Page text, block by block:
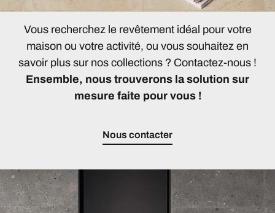
Vous recherchez le revêtement idéal pour votre
maison ou votre activité, ou vous souhaitez en
savoir plus sur nos collections ? Contactez-nous !
Ensemble, nous trouverons la solution sur
mesure faite pour vous !
Nous contacter